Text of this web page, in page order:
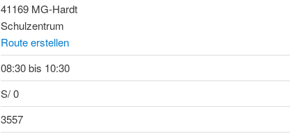
41169 MG-Hardt
Schulzentrum
Route erstellen
08:30 bis 10:30
S/ 0
3557